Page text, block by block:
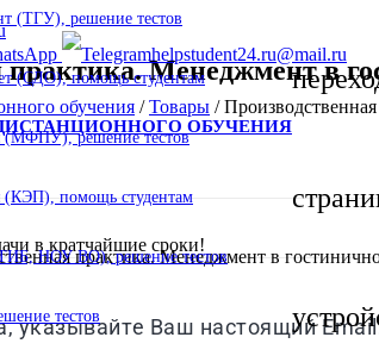
helpstudent24.ru@mail.ru
ОБУЧЕНИЯ
в кратчайшие сроки!
(ТГУ), решение тестов
(СДО), помощь студентам
(МФПУ), решение тестов
(КЭП), помощь студентам
НОУ ВО), решение тестов
тестов
практика. Менеджмент в
обучения /Товары /
практика. Менеджмент в
указывайте Ваш настоящий